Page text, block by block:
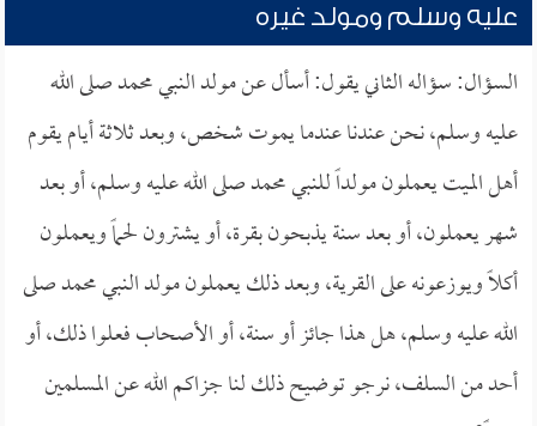
عليه وسلم ومولد غيره
السؤال: سؤاله الثاني يقول: أسأل عن مولد النبي محمد صلى الله
عليه وسلم، نحن عندنا عندما يموت شخص، وبعد ثلاثة أيام يقوم
أهل الميت يعملون مولداً للنبي محمد صلى الله عليه وسلم، أو بعد
شهر يعملون، أو بعد سنة يذبحون بقرة، أو يشترون لحماً ويعملون
أكلاً ويوزعونه على القرية، وبعد ذلك يعملون مولد النبي محمد صلى
الله عليه وسلم، هل هذا جائز أو سنة، أو الأصحاب فعلوا ذلك، أو
أحد من السلف، نرجو توضيح ذلك لنا جزاكم الله عن المسلمين